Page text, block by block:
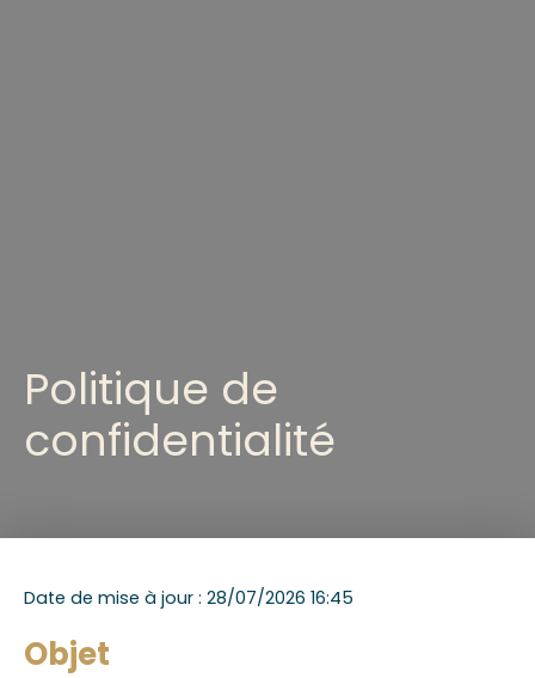
Politique de
confidentialité
Date de mise à jour : 28/07/2026 16:45
Objet